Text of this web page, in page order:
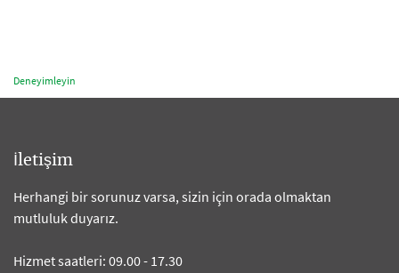
Deneyimleyin
İletişim
Herhangi bir sorunuz varsa, sizin için orada olmaktan
mutluluk duyarız.
Hizmet saatleri: 09.00 - 17.30